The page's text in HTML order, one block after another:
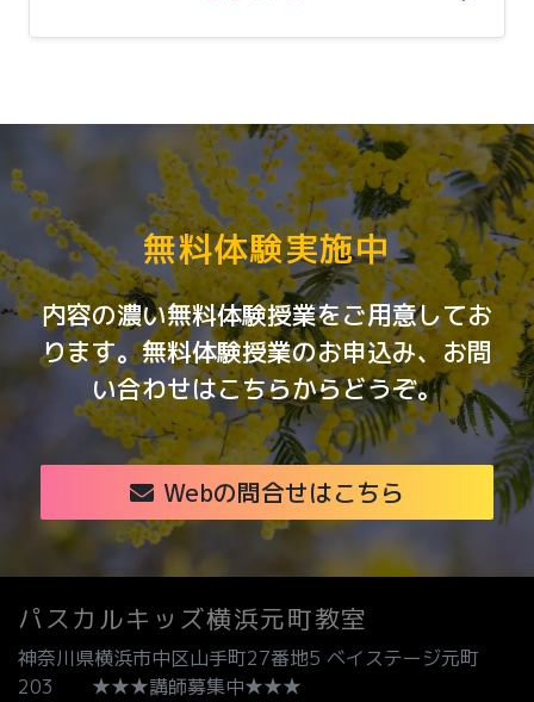
無料体験実施中
内容の濃い無料体験授業をご用意してお
ります。無料体験授業のお申込み、お問
い合わせはこちらからどうぞ。
Webの問合せはこちら
パスカルキッズ横浜元町教室
神奈川県横浜市中区山手町27番地5 ベイステージ元町
203 ★★★講師募集中★★★